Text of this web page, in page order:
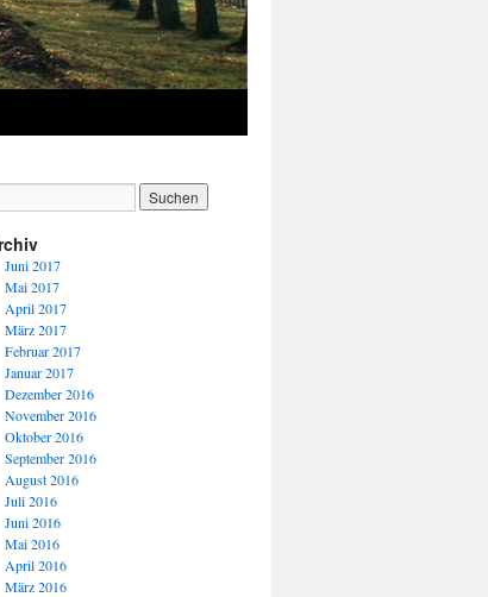
Juni 2017
Mai 2017
April 2017
März 2017
Februar 2017
Januar 2017
Dezember 2016
November 2016
Oktober 2016
September 2016
August 2016
Juli 2016
Juni 2016
Mai 2016
April 2016
März 2016